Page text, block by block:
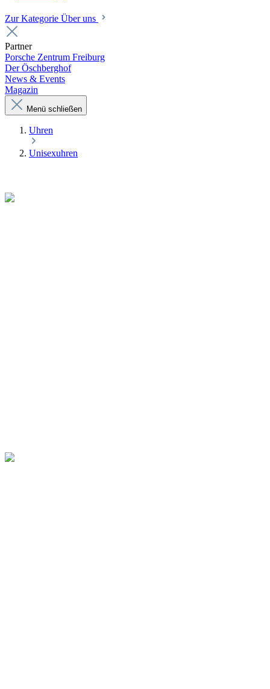
Zur Kategorie Über uns
Partner
Porsche Zentrum Freiburg
Der Öschberghof
News & Events
Magazin
Menü schließen
Uhren
Unisexuhren